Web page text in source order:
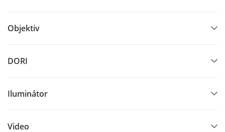
Objektiv
DORI
Iluminátor
Video